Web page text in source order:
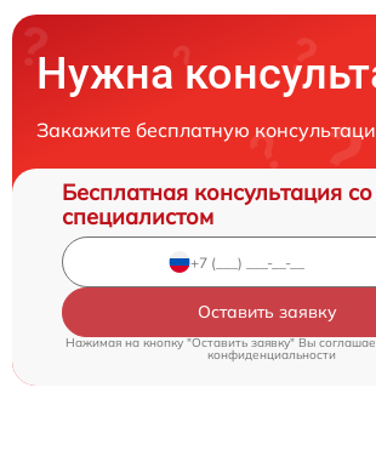
Нужна
Закажите бесплатную
Бесплатная консультация со
специалистом
Оставить заявку
Нажимая на кнопку "Оставить заявку" Вы
конфиденциальности